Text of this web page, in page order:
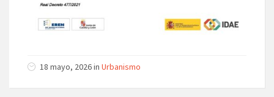
18 mayo, 2026 in Urbanismo